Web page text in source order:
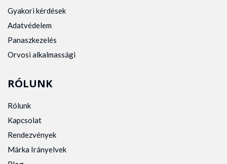
Gyakori kérdések
Adatvédelem
Panaszkezelés
Orvosi alkalmassági
RÓLUNK
Rólunk
Kapcsolat
Rendezvények
Márka Irányelvek